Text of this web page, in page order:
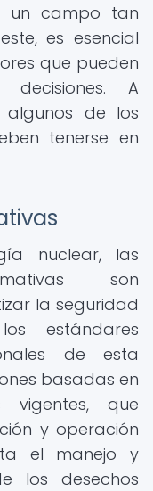
un campo tan
es esencial
que pueden
A
algunos de los
tenerse en
nuclear, las
son
la seguridad
estándares
de esta
basadas en
vigentes, que
y operación
el manejo y
los desechos